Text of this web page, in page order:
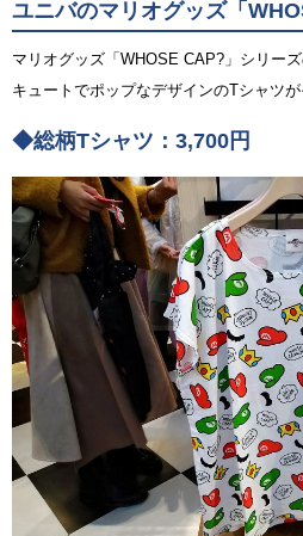
ユニバのマリオグッズ「
マリオグッズ「WHOSE CAP?」シリーズ
キュートでポップなデザインのTシャツ
◆総柄Tシャツ：3,700円